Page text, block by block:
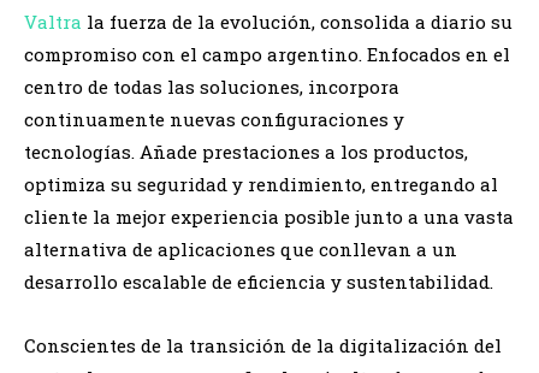
Valtra la fuerza de la evolución, consolida a diario su
compromiso con el campo argentino. Enfocados en el
centro de todas las soluciones, incorpora
continuamente nuevas configuraciones y
tecnologías. Añade prestaciones a los productos,
optimiza su seguridad y rendimiento, entregando al
cliente la mejor experiencia posible junto a una vasta
alternativa de aplicaciones que conllevan a un
desarrollo escalable de eficiencia y sustentabilidad.
Conscientes de la transición de la digitalización del